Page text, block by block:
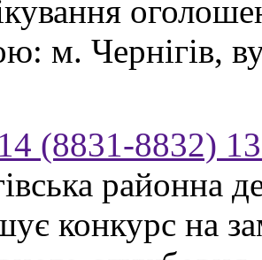
м. Чернігів,
(8831-8832)
районна
конкурс на